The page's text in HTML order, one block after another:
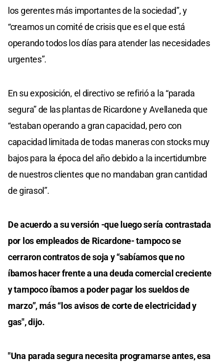
los gerentes más importantes de la sociedad”, y
“creamos un comité de crisis que es el que está
operando todos los días para atender las necesidades
urgentes”.
En su exposición, el directivo se refirió a la “parada
segura” de las plantas de Ricardone y Avellaneda que
“estaban operando a gran capacidad, pero con
capacidad limitada de todas maneras con stocks muy
bajos para la época del año debido a la incertidumbre
de nuestros clientes que no mandaban gran cantidad
de girasol”.
De acuerdo a su versión -que luego sería contrastada
por los empleados de Ricardone- tampoco se
cerraron contratos de soja y “sabíamos que no
íbamos hacer frente a una deuda comercial creciente
y tampoco íbamos a poder pagar los sueldos de
marzo”, más “los avisos de corte de electricidad y
gas", dijo.
"Una parada segura necesita programarse antes, esa